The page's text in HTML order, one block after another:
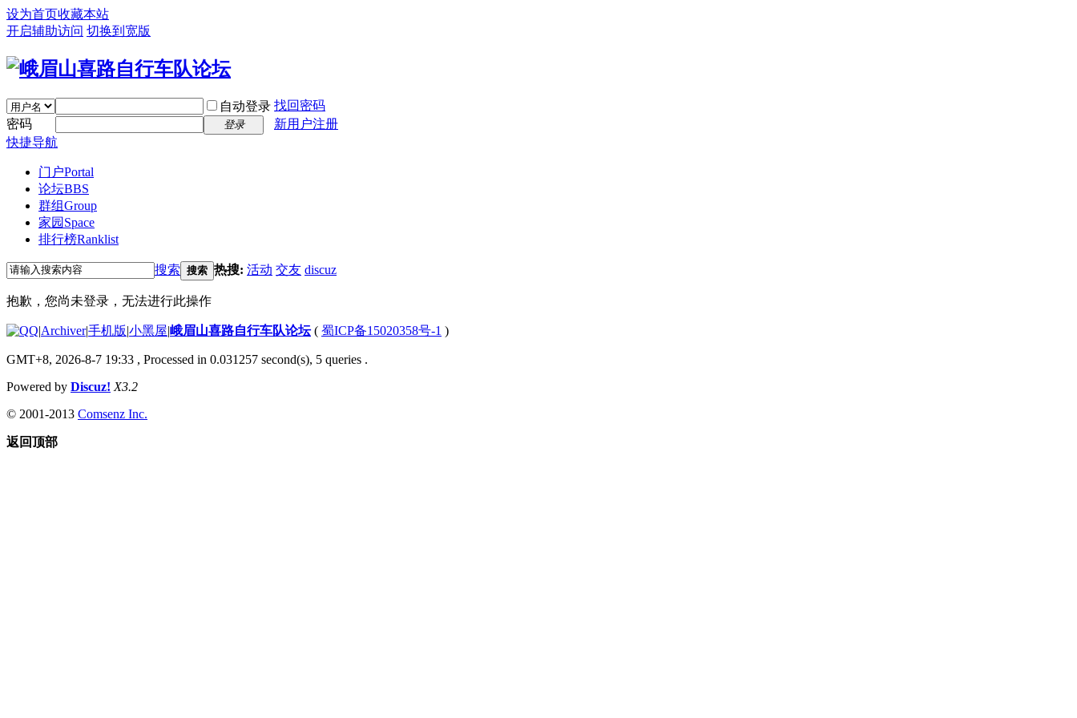
设为首页收藏本站
开启辅助访问 切换到宽版
自动登录 找回密码
密码
登录
新用户注册
快捷导航
门户Portal
论坛BBS
群组Group
家园 Space
排行榜Ranklist
搜索 搜索 热搜: 活动 交友 discuz
抱歉，您尚未登录，无法进行此操作
|Archiver|手机版|小黑屋|峨眉山喜路自行车队论坛( 蜀ICP备15020358号-1 )
GMT+8, 2026-8-7 19:33 , Processed in 0.031257 second(s), 5 queries .
Powered by Discuz! X3.2
© 2001-2013 Comsenz Inc.
返回顶部